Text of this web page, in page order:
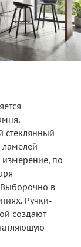
стеклянный
измерение, по-
в
Ручки-
создают